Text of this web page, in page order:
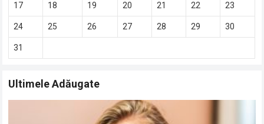
17 18 19 20 21 22 23
24 25 26 27 28 29 30
31
Ultimele Adăugate